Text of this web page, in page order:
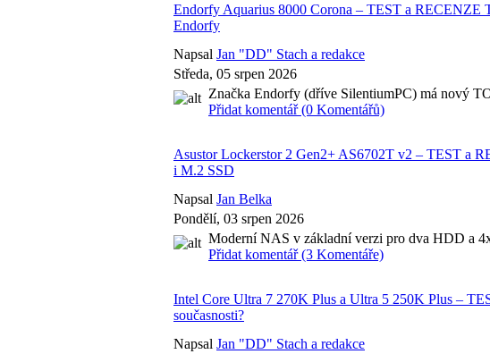
Endorfy Aquarius 8000 Corona – TEST a RECENZE
Endorfy
Napsal Jan "DD" Stach a redakce
Středa, 05 srpen 2026
Značka Endorfy (dříve SilentiumPC) má nový
Přidat komentář (0 Komentářů)
Asustor Lockerstor 2 Gen2+ AS6702T v2 – TEST a
i M.2 SSD
Napsal Jan Belka
Pondělí, 03 srpen 2026
Moderní NAS v základní verzi pro dva HDD a
Přidat komentář (3 Komentáře)
Intel Core Ultra 7 270K Plus a Ultra 5 250K Plus –
současnosti?
Napsal Jan "DD" Stach a redakce